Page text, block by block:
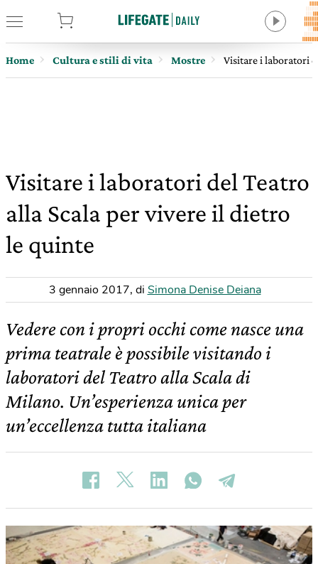
Home Cultura e stili di vita Mostre Visitare i laboratori
Visitare i laboratori del Teatro
alla Scala per vivere il dietro
le quinte
3 gennaio 2017, di Simona Denise Deiana
Vedere con i propri occhi come nasce una
prima teatrale è possibile visitando i
laboratori del Teatro alla Scala di
Milano. Un’esperienza unica per
un’eccellenza tutta italiana